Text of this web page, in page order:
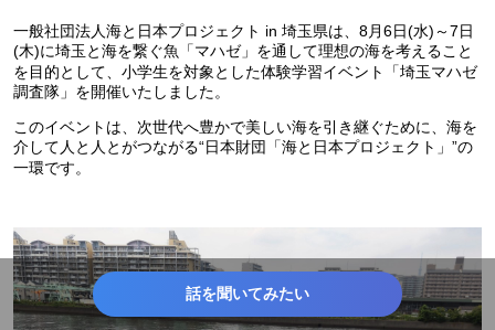
一般社団法人海と日本プロジェクト in 埼玉県は、8月6日(水)～7日
(木)に埼玉と海を繋ぐ魚「マハゼ」を通して理想の海を考えること
を目的として、小学生を対象とした体験学習イベント「埼玉マハゼ
調査隊」を開催いたしました。
このイベントは、次世代へ豊かで美しい海を引き継ぐために、海を
介して人と人とがつながる“日本財団「海と日本プロジェクト」”の
一環です。
話を聞いてみたい